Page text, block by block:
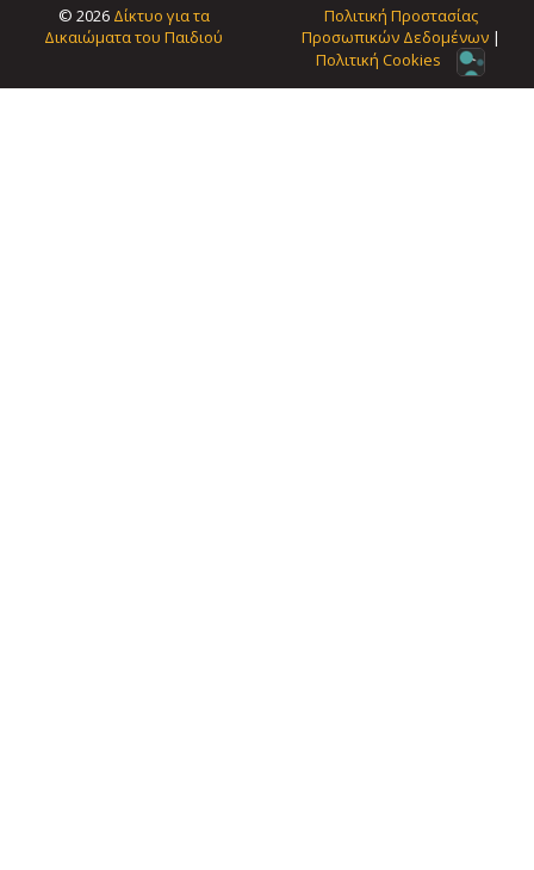
© 2026 Δίκτυο για τα
Δικαιώματα του Παιδιού
Πολιτική Προστασίας
Προσωπικών Δεδοµένων|
Πολιτική Cookies